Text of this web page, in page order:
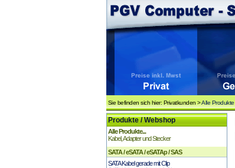
Sie befinden sich hier: Privatkunden >Alle Produkte
Produkte / Webshop
Alle Produkte...
Kabel, Adapter und Stecker
SATA / eSATA / eSATAp / SAS
SATA Kabel gerade mit Clip